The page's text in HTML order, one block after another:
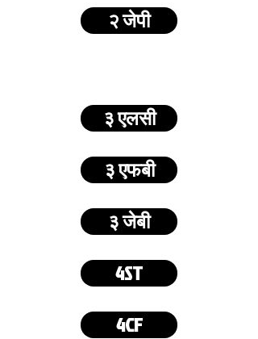
२ जेपी
३ एलसी
३ एफबी
३ जेबी
4ST
4CF